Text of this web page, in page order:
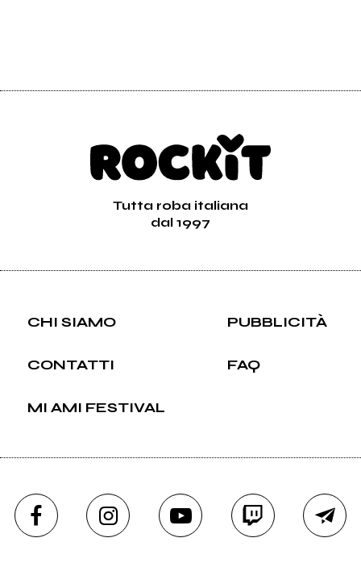
Tutta roba italiana
dal 1997
CHI SIAMO PUBBLICITÀ
CONTATTI FAQ
MI AMI FESTIVAL